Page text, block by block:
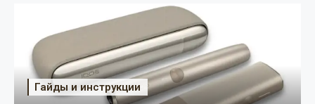
Гайды и инструкции